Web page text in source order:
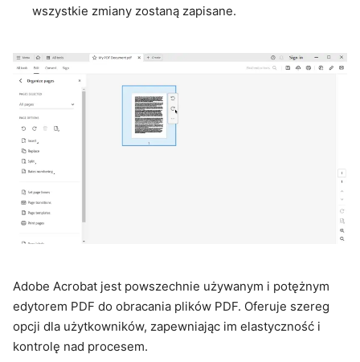
wszystkie zmiany zostaną zapisane.
Adobe Acrobat jest powszechnie używanym i potężnym
edytorem PDF do obracania plików PDF. Oferuje szereg
opcji dla użytkowników, zapewniając im elastyczność i
kontrolę nad procesem.